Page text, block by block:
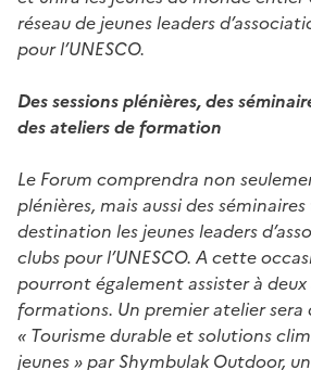
réseau de jeunes leaders
pour l’UNESCO.
Des sessions plénières, des
des ateliers de formation
Le Forum comprendra non
plénières, mais aussi des
destination les jeunes leaders
clubs pour l’UNESCO. A cette
pourront également assister à
formations. Un premier atelier sera
« Tourisme durable et solutions
jeunes » par Shymbulak Outdoor,